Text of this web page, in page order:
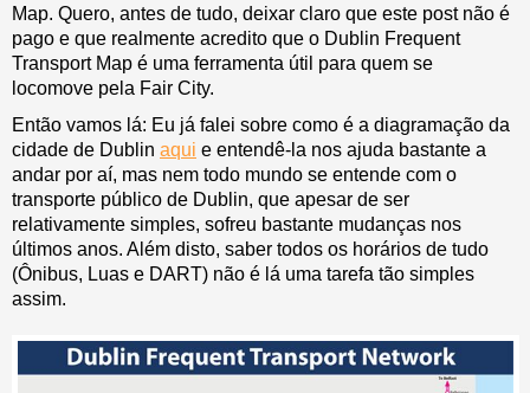
Map. Quero, antes de tudo, deixar claro que este post não é
pago e que realmente acredito que o Dublin Frequent
Transport Map é uma ferramenta útil para quem se
locomove pela Fair City.
Então vamos lá: Eu já falei sobre como é a diagramação da
cidade de Dublin aqui e entendê-la nos ajuda bastante a
andar por aí, mas nem todo mundo se entende com o
transporte público de Dublin, que apesar de ser
relativamente simples, sofreu bastante mudanças nos
últimos anos. Além disto, saber todos os horários de tudo
(Ônibus, Luas e DART) não é lá uma tarefa tão simples
assim.